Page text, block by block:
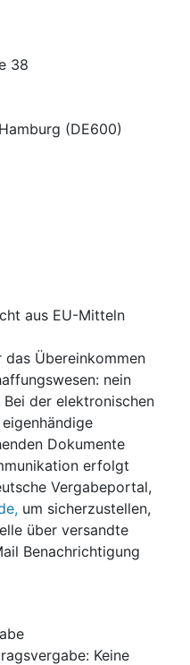
38
Hamburg (DE600)
aus EU-Mitteln
Übereinkommen
: nein
Bei der elektronischen
Dokumente
erfolgt
Vergabeportal,
um sicherzustellen,
über versandte
Benachrichtigung
: Keine